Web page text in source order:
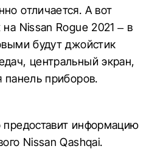
отличается. А вот
Nissan Rogue 2021 – в
будут джойстик
центральный экран,
панель приборов.
предоставит информацию
Nissan Qashqai.